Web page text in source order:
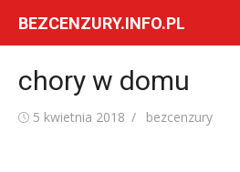
BEZCENZURY.INFO.PL
chory w domu
Posted
5 kwietnia 2018 Author
bezcenzury